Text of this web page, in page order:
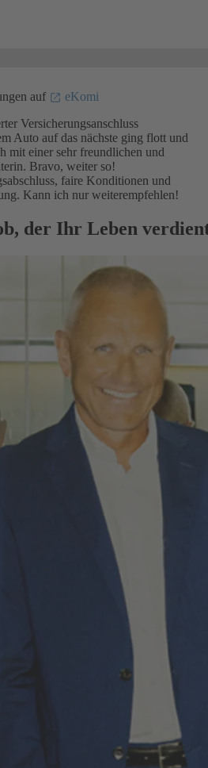
auf
eKomi
Versicherungsanschluss
Auto auf das nächste ging flott und
mit einer sehr freundlichen und
Bravo, weiter so!
faire Konditionen und
Kann ich nur weiterempfehlen!
der Ihr Leben